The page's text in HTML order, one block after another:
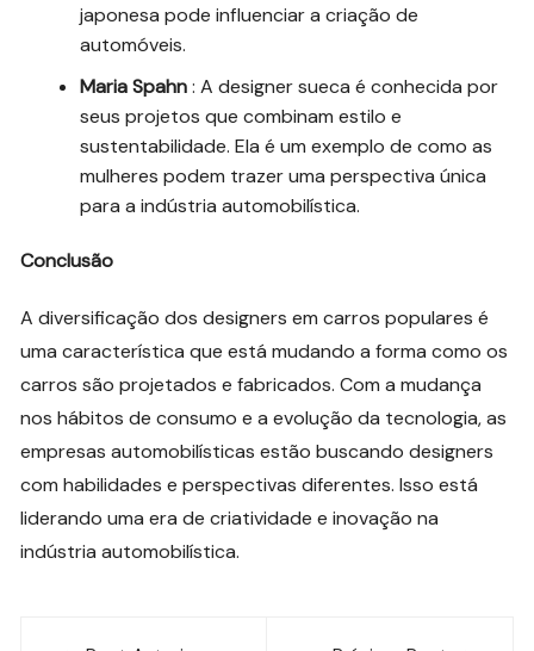
japonesa pode influenciar a criação de
automóveis.
Maria Spahn: A designer sueca é conhecida por
seus projetos que combinam estilo e
sustentabilidade. Ela é um exemplo de como as
mulheres podem trazer uma perspectiva única
para a indústria automobilística.
Conclusão
A diversificação dos designers em carros populares é
uma característica que está mudando a forma como os
carros são projetados e fabricados. Com a mudança
nos hábitos de consumo e a evolução da tecnologia, as
empresas automobilísticas estão buscando designers
com habilidades e perspectivas diferentes. Isso está
liderando uma era de criatividade e inovação na
indústria automobilística.